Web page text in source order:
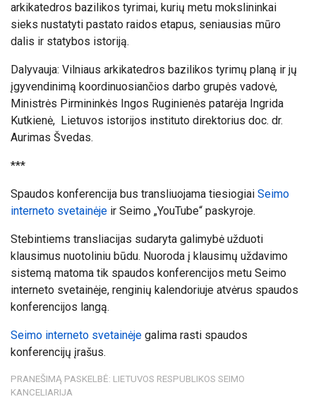
arkikatedros bazilikos tyrimai, kurių metu mokslininkai
sieks nustatyti pastato raidos etapus, seniausias mūro
dalis ir statybos istoriją.
Dalyvauja: Vilniaus arkikatedros bazilikos tyrimų planą ir jų
įgyvendinimą koordinuosiančios darbo grupės vadovė,
Ministrės Pirmininkės Ingos Ruginienės patarėja Ingrida
Kutkienė, Lietuvos istorijos instituto direktorius doc. dr.
Aurimas Švedas.
***
Spaudos konferencija bus transliuojama tiesiogiai Seimo
interneto svetainėje ir Seimo „YouTube“ paskyroje.
Stebintiems transliacijas sudaryta galimybė užduoti
klausimus nuotoliniu būdu. Nuoroda į klausimų uždavimo
sistemą matoma tik spaudos konferencijos metu Seimo
interneto svetainėje, renginių kalendoriuje atvėrus spaudos
konferencijos langą.
Seimo interneto svetainėje galima rasti spaudos
konferencijų įrašus.
PRANEŠIMĄ PASKELBĖ: LIETUVOS RESPUBLIKOS SEIMO
KANCELIARIJA